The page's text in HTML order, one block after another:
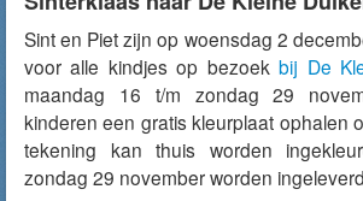
Sint en Piet zijn op woensdag 2
voor alle kindjes op bezoekbij De
maandag 16 t/m zondag 29
kinderen een gratis kleurplaat ophalen
tekening kan thuis worden
zondag 29 november worden